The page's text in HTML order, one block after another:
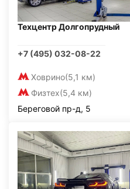
Техцентр Долгопрудный
+7 (495) 032-08-22
Ховрино(5,1 км)
Физтех(5,4 км)
Береговой пр-д, 5